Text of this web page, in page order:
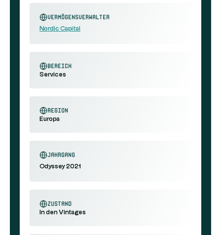
Vermögensverwalter
Nordic Capital
Bereich
Services
Region
Europa
Jahrgang
Odyssey 2021
Zustand
In den Vintages